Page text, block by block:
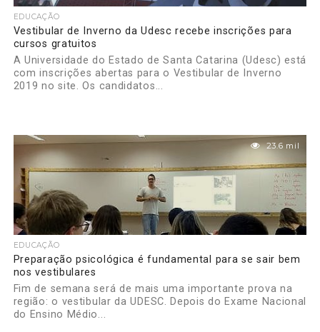
EDUCAÇÃO
Vestibular de Inverno da Udesc recebe inscrições para
cursos gratuitos
A Universidade do Estado de Santa Catarina (Udesc) está
com inscrições abertas para o Vestibular de Inverno
2019 no site. Os candidatos...
23.6 mil
EDUCAÇÃO
Preparação psicológica é fundamental para se sair bem
nos vestibulares
Fim de semana será de mais uma importante prova na
região: o vestibular da UDESC. Depois do Exame Nacional
do Ensino Médio...